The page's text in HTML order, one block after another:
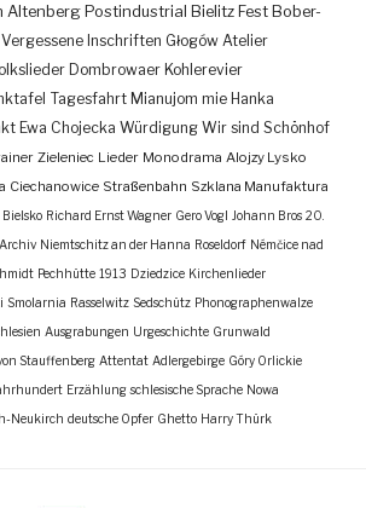
Altenberg Postindustrial Bielitz Fest Bober-
Vergessene Inschriften Głogów Atelier
Dombrowaer Kohlerevier
Tagesfahrt Mianujom mie Hanka
Ewa Chojecka Würdigung Wir sind Schönhof
Zieleniec Lieder Monodrama Alojzy Lysko
Ciechanowice Straßenbahn Szklana Manufaktura
Bielsko Richard Ernst Wagner Gero Vogl Johann Bros 20.
Niemtschitz an der Hanna Roseldorf Némčice nad
Pechhütte 1913 Dziedzice Kirchenlieder
Smolarnia Rasselwitz Sedschütz Phonographenwalze
Ausgrabungen Urgeschichte Grunwald
Stauffenberg Attentat Adlergebirge Góry Orlickie
Erzählung schlesische Sprache Nowa
Neukirch deutsche Opfer Ghetto Harry Thürk